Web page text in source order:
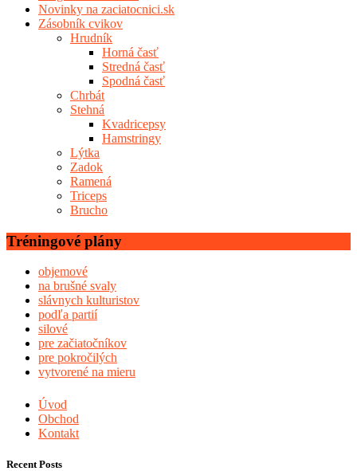
Novinky na zaciatocnici.sk
Zásobník cvikov
Hrudník
Horná časť
Stredná časť
Spodná časť
Chrbát
Stehná
Kvadricepsy
Hamstringy
Lýtka
Zadok
Ramená
Triceps
Brucho
Tréningové plány
objemové
na brušné svaly
slávnych kulturistov
podľa partií
silové
pre začiatočníkov
pre pokročilých
vytvorené na mieru
Úvod
Obchod
Kontakt
Recent Posts